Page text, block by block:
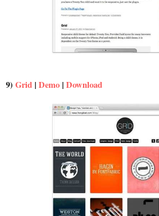
9)Grid |Demo |Download